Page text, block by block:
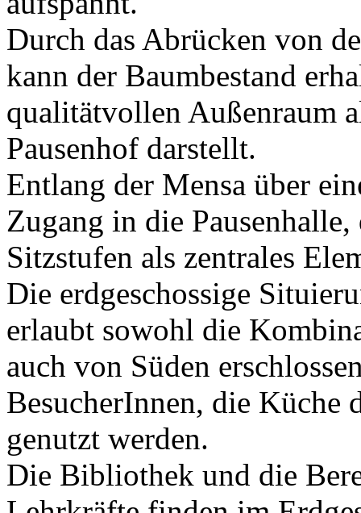
Durch das Abrücken von
kann der Baumbestand
qualitätvollen Außenraum
Pausenhof darstellt.
Entlang der Mensa über
Zugang in die
Sitzstufen als zentrales
Die erdgeschossige
erlaubt sowohl die
auch von Süden
BesucherInnen, die Küche
genutzt werden.
Die Bibliothek und die